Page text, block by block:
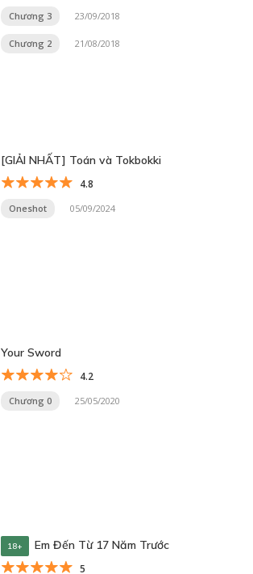
Chương 3 23/09/2018
Chương 2 21/08/2018
[GIẢI NHẤT] Toán và Tokbokki
4.8
Oneshot 05/09/2024
Your Sword
4.2
Chương 0 25/05/2020
18+ Em Đến Từ 17 Năm Trước
5